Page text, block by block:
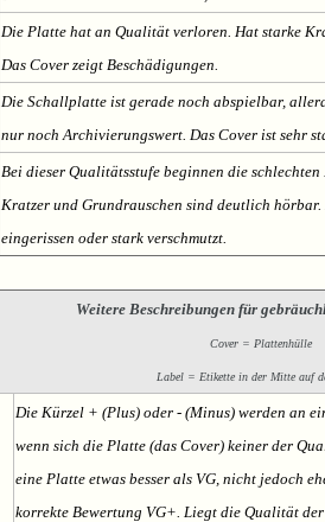
Die Platte hat an Qualität verloren. Hat starke
Das Cover zeigt Beschädigungen.
Die Schallplatte ist gerade noch abspielbar,
nur noch Archivierungswert. Das Cover ist sehr
Bei dieser Qualitätsstufe beginnen die
Kratzer und Grundrauschen sind deutlich
eingerissen oder stark verschmutzt.
Weitere Beschreibungen für
Cover = Plattenhülle
Label = Etikette in der Mitte auf
Die Kürzel + (Plus) oder - (Minus) werden an
wenn sich die Platte (das Cover) keiner der
eine Platte etwas besser als VG, nicht jedoch
korrekte Bewertung VG+. Liegt die Qualität